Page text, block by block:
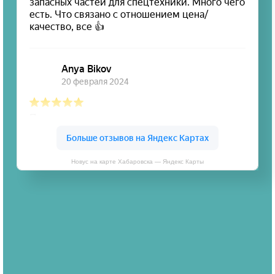
Новус на карте Хабаровска — Яндекс Карты